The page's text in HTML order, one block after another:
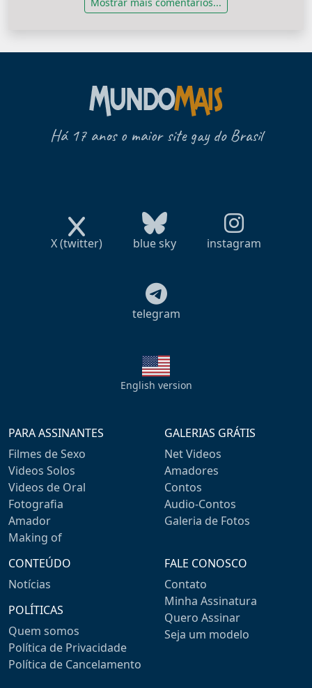
Há 17 anos o maior site gay do Brasil
X (twitter) blue sky instagram
telegram
English version
PARA ASSINANTES
Filmes de Sexo
Videos Solos
Videos de Oral
Fotografia
Amador
Making of
GALERIAS GRÁTIS
Net Videos
Amadores
Contos
Audio-Contos
Galeria de Fotos
CONTEÚDO
Notícias
POLÍTICAS
Quem somos
Política de Privacidade
Política de Cancelamento
FALE CONOSCO
Contato
Minha Assinatura
Quero Assinar
Seja um modelo